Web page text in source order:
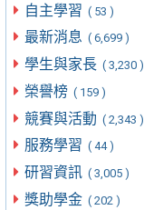
自主學習 ( 53 )
最新消息 ( 6,699 )
學生與家長 ( 3,230 )
榮譽榜 ( 159 )
競賽與活動 ( 2,343 )
服務學習 ( 44 )
研習資訊 ( 3,005 )
獎助學金 ( 202 )